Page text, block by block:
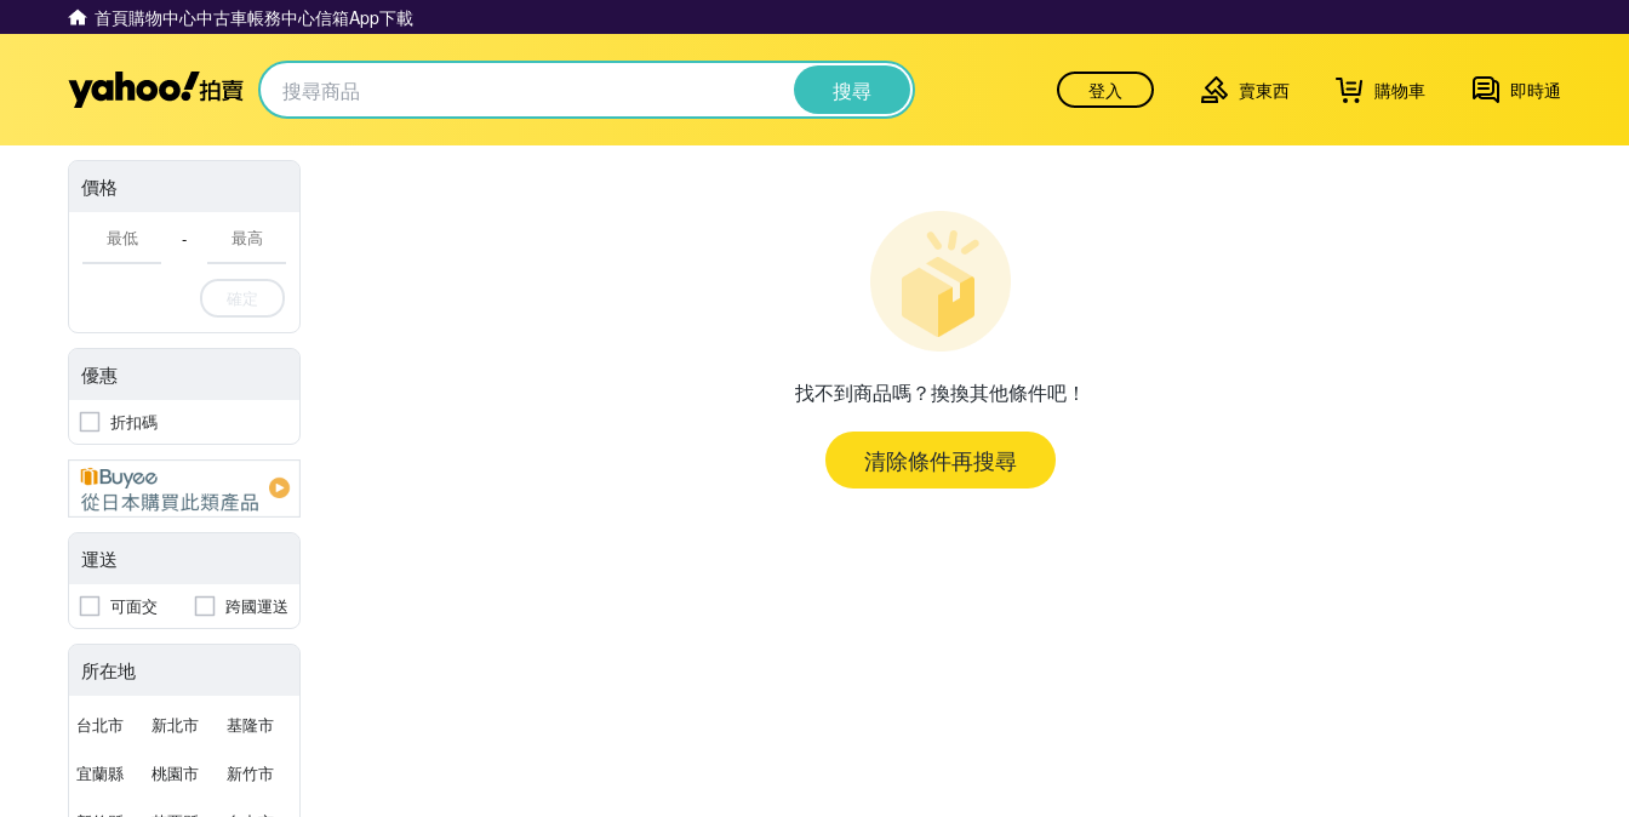
首頁購物中心中古車帳務中心信箱App下載
Yahoo拍賣 搜尋 登入 賣東西 購物車 即時通
價格
-
確定
優惠
折扣碼
運送
可面交 跨國運送
所在地
台北市 新北市 基隆市
宜蘭縣 桃園市 新竹市
找不到商品嗎？換換其他條件吧！
清除條件再搜尋